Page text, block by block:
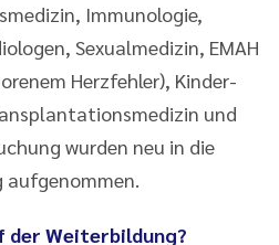
Immunologie,
Sexualmedizin, EMAH
Herzfehler), Kinder-
und
wurden neu in die
der Weiterbildung?